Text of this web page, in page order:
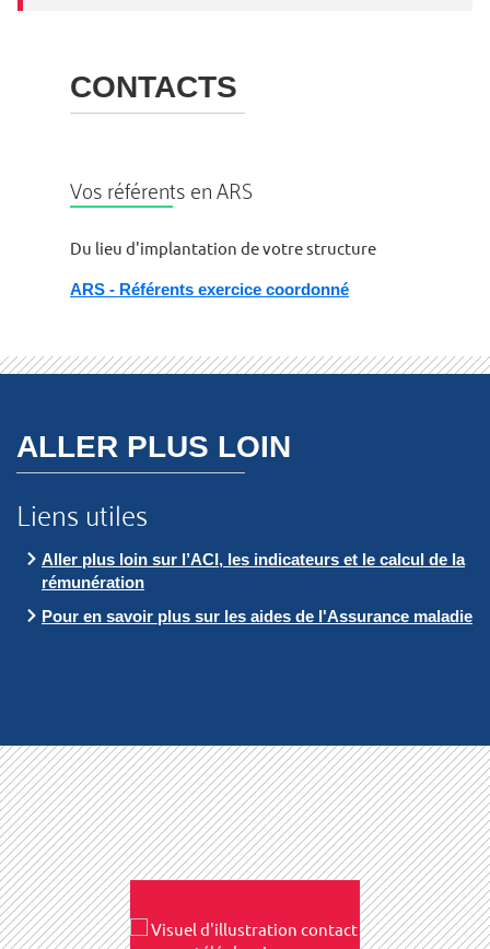
CONTACTS
Vos référents en ARS
Du lieu d'implantation de votre structure
ARS - Référents exercice coordonné
ALLER PLUS LOIN
Liens utiles
Aller plus loin sur l’ACI, les indicateurs et le calcul de la
rémunération
Pour en savoir plus sur les aides de l'Assurance maladie